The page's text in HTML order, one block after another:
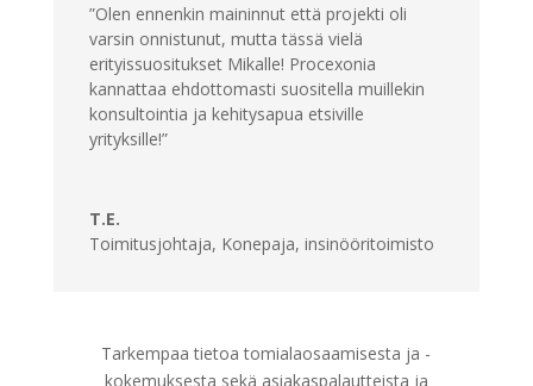
”Olen ennenkin maininnut että projekti oli
varsin onnistunut, mutta tässä vielä
erityissuositukset Mikalle! Procexonia
kannattaa ehdottomasti suositella muillekin
konsultointia ja kehitysapua etsiville
yrityksille!”
T.E.
Toimitusjohtaja, Konepaja, insinööritoimisto
Tarkempaa tietoa tomialaosaamisesta ja -
kokemuksesta sekä asiakaspalautteista ja